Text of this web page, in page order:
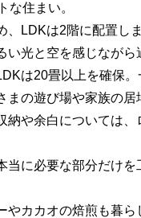
な住まい。
LDKは2階に配置しま
光と空を感じながら
は20畳以上を確保
の遊び場や家族の居
納や余白については
当に必要な部分だけ
カカオの焙煎も暮ら